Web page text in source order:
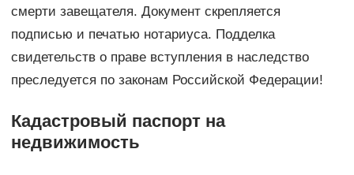
смерти завещателя. Документ скрепляется
подписью и печатью нотариуса. Подделка
свидетельств о праве вступления в наследство
преследуется по законам Российской Федерации!
Кадастровый паспорт на
недвижимость